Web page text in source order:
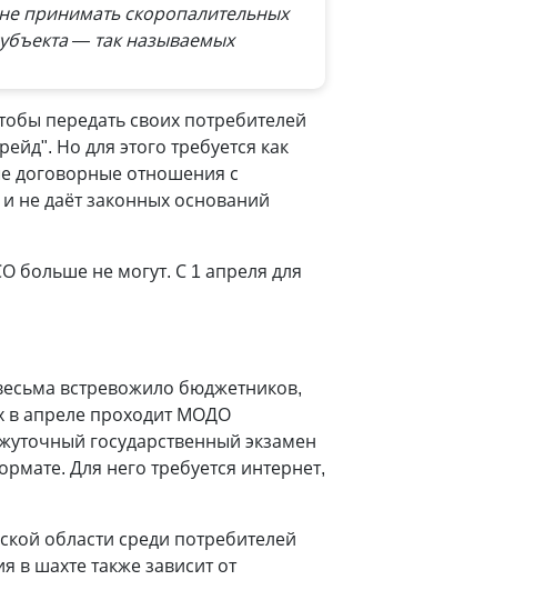
принимать скоропалительных
— так называемых
передать своих потребителей
Но для этого требуется как
договорные отношения с
не даёт законных оснований
больше не могут. С 1 апреля для
встревожило бюджетников,
в апреле проходит МОДО
государственный экзамен
Для него требуется интернет,
области среди потребителей
шахте также зависит от